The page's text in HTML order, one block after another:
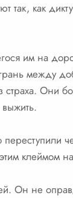
так, как
им на
между
Они
клеймом
Он не